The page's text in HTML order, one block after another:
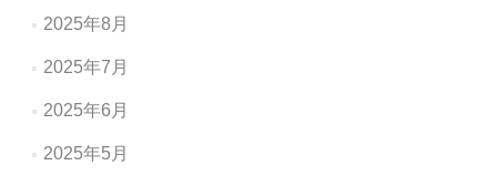
2025年8月
2025年7月
2025年6月
2025年5月